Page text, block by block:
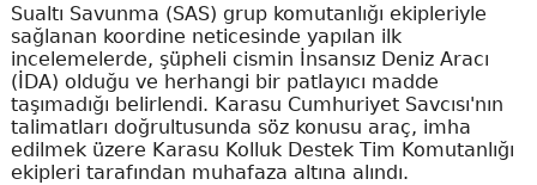
Sualtı Savunma (SAS) grup komutanlığı ekipleriyle
sağlanan koordine neticesinde yapılan ilk
incelemelerde, şüpheli cismin İnsansız Deniz Aracı
(İDA) olduğu ve herhangi bir patlayıcı madde
taşımadığı belirlendi. Karasu Cumhuriyet Savcısı'nın
talimatları doğrultusunda söz konusu araç, imha
edilmek üzere Karasu Kolluk Destek Tim Komutanlığı
ekipleri tarafından muhafaza altına alındı.